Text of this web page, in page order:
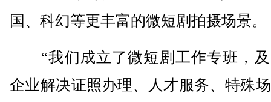
国、科幻等更丰富的微短剧拍摄场景。
“我们成立了微短剧工作专班，及
企业解决证照办理、人才服务、特殊